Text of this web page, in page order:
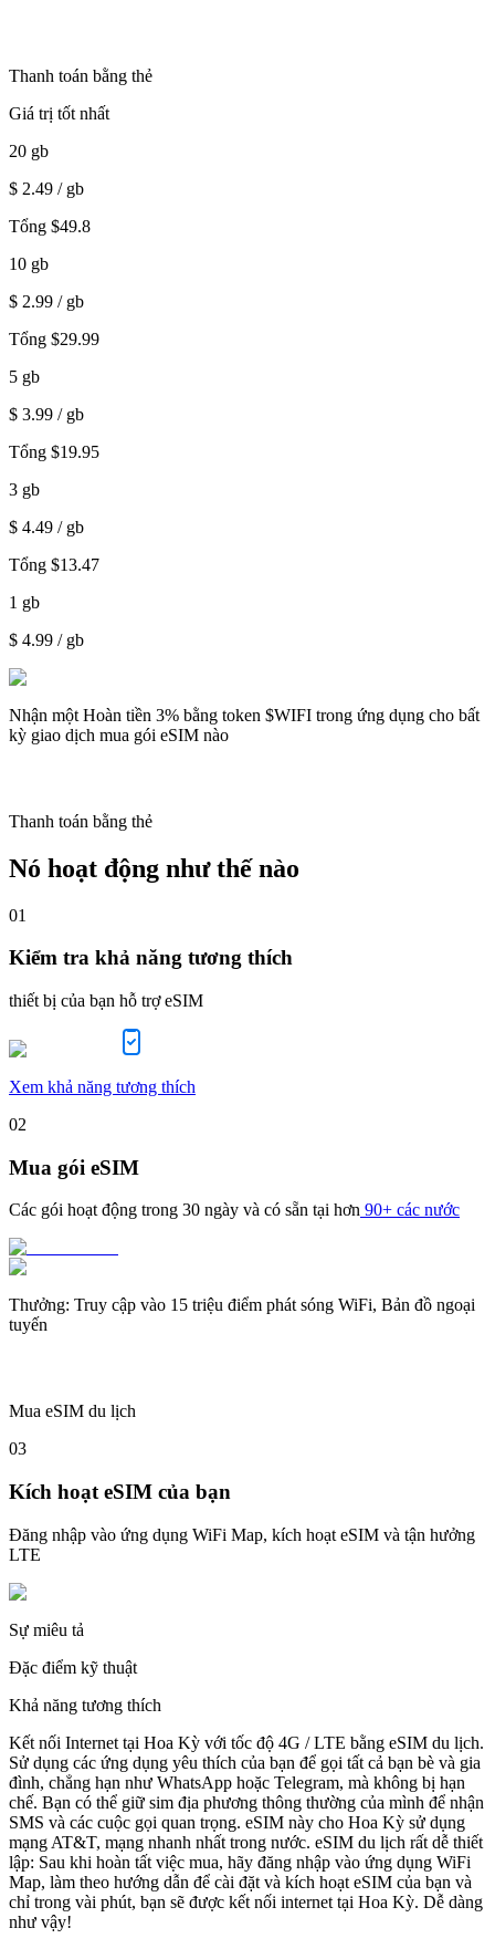
Thanh toán bằng thẻ
Giá trị tốt nhất
20 gb
$ 2.49 / gb
Tổng $49.8
10 gb
$ 2.99 / gb
Tổng $29.99
5 gb
$ 3.99 / gb
Tổng $19.95
3 gb
$ 4.49 / gb
Tổng $13.47
1 gb
$ 4.99 / gb
Nhận một Hoàn tiền 3% bằng token $WIFI trong ứng dụng cho bất
kỳ giao dịch mua gói eSIM nào
Thanh toán bằng thẻ
Nó hoạt động như thế nào
01
Kiểm tra khả năng tương thích
thiết bị của bạn hỗ trợ eSIM
Xem khả năng tương thích
02
Mua gói eSIM
Các gói hoạt động trong 30 ngày và có sẵn tại hơn 90+ các nước
Thưởng: Truy cập vào 15 triệu điểm phát sóng WiFi, Bản đồ ngoại
tuyến
Mua eSIM du lịch
03
Kích hoạt eSIM của bạn
Đăng nhập vào ứng dụng WiFi Map, kích hoạt eSIM và tận hưởng
LTE
Sự miêu tả
Đặc điểm kỹ thuật
Khả năng tương thích
Kết nối Internet tại Hoa Kỳ với tốc độ 4G / LTE bằng eSIM du lịch.
Sử dụng các ứng dụng yêu thích của bạn để gọi tất cả bạn bè và gia
đình, chẳng hạn như WhatsApp hoặc Telegram, mà không bị hạn
chế. Bạn có thể giữ sim địa phương thông thường của mình để nhận
SMS và các cuộc gọi quan trọng. eSIM này cho Hoa Kỳ sử dụng
mạng AT&T, mạng nhanh nhất trong nước. eSIM du lịch rất dễ thiết
lập: Sau khi hoàn tất việc mua, hãy đăng nhập vào ứng dụng WiFi
Map, làm theo hướng dẫn để cài đặt và kích hoạt eSIM của bạn và
chỉ trong vài phút, bạn sẽ được kết nối internet tại Hoa Kỳ. Dễ dàng
như vậy!